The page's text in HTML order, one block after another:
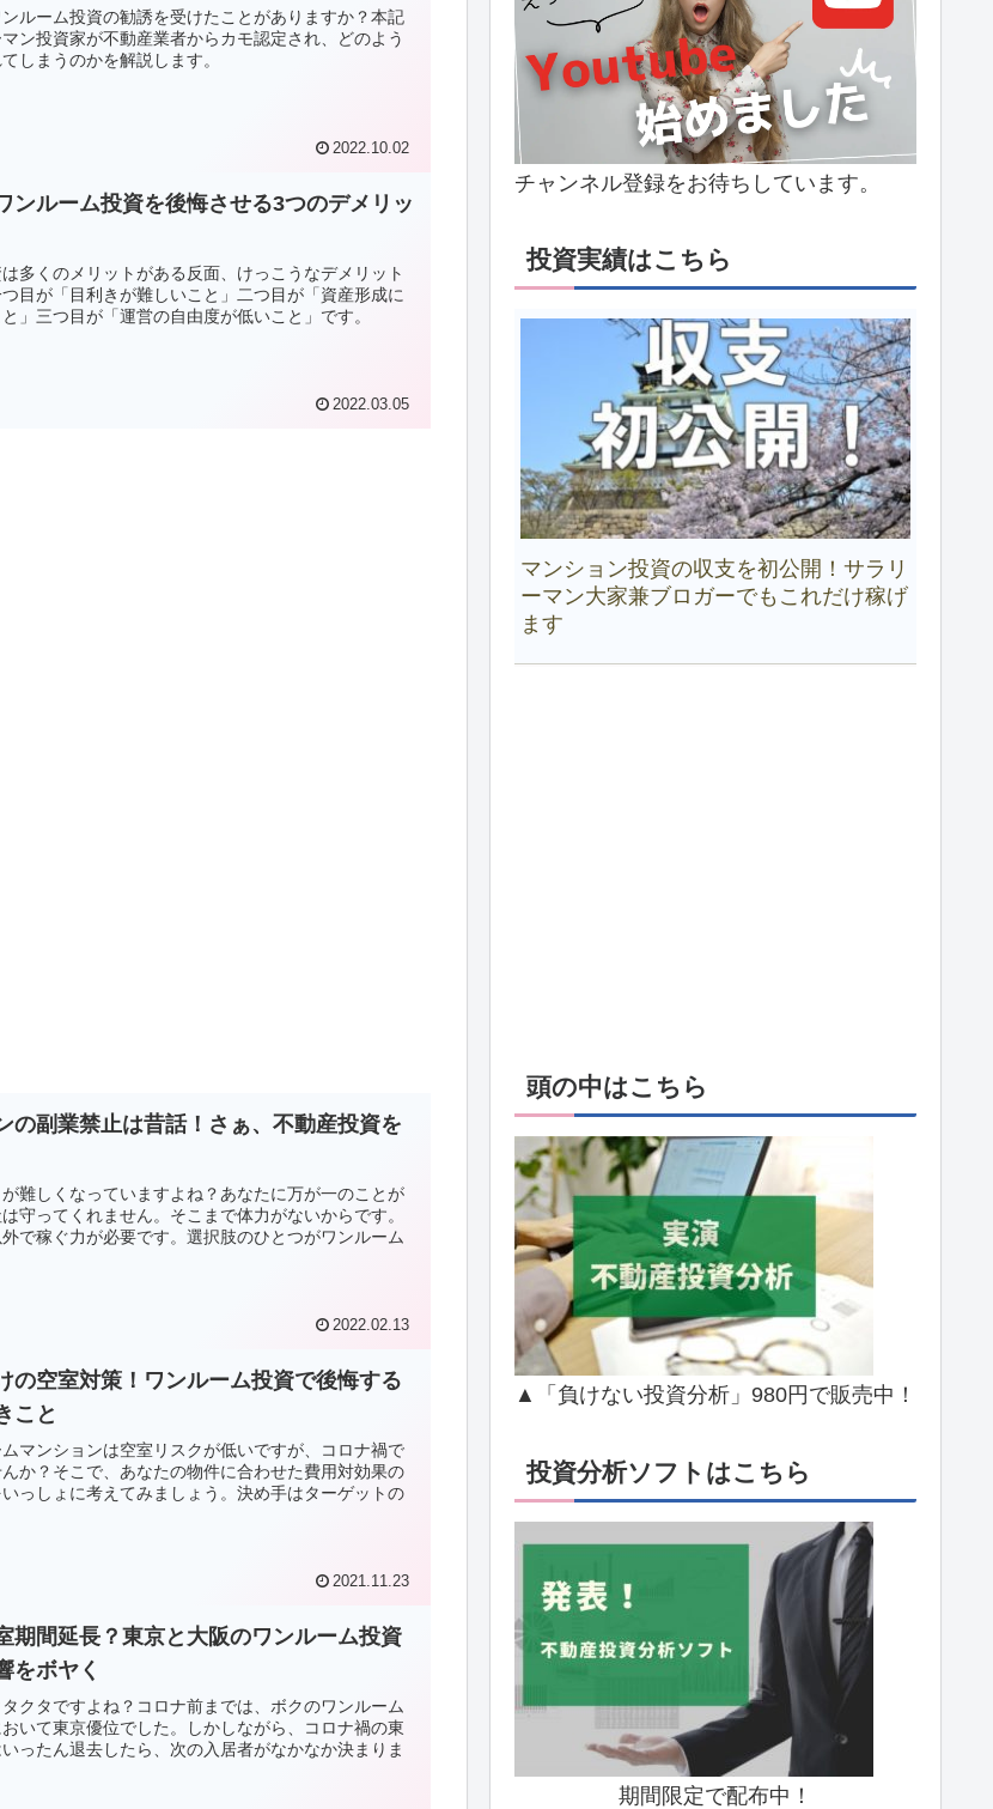
ルーム投資の勧誘を受けたことがありますか？本記
ン投資家が不動産業者からカモ認定され、どのよう
しまうのかを解説します。
2022.10.02
ンルーム投資を後悔させる3つのデメリッ
多くのメリットがある反面、けっこうなデメリット
目が「目利きが難しいこと」二つ目が「資産形成に
」三つ目が「運営の自由度が低いこと」です。
2022.03.05
の副業禁止は昔話！さぁ、不動産投資を
難しくなっていますよね？あなたに万が一のことが
守ってくれません。そこまで体力がないからです。
で稼ぐ力が必要です。選択肢のひとつがワンルーム
2022.02.13
の空室対策！ワンルーム投資で後悔する
こと
マンションは空室リスクが低いですが、コロナ禍で
か？そこで、あなたの物件に合わせた費用対効果の
っしょに考えてみましょう。決め手はターゲットの
2021.11.23
期間延長？東京と大阪のワンルーム投資
をボヤく
クタですよね？コロナ前までは、ボクのワンルーム
いて東京優位でした。しかしながら、コロナ禍の東
ったん退去したら、次の入居者がなかなか決まりま
チャンネル登録をお待ちしています。
投資実績はこちら
マンション投資の収支を初公開！サラリ
ーマン大家兼ブロガーでもこれだけ稼げ
ます
頭の中はこちら
▲「負けない投資分析」980円で販売中！
投資分析ソフトはこちら
期間限定で配布中！